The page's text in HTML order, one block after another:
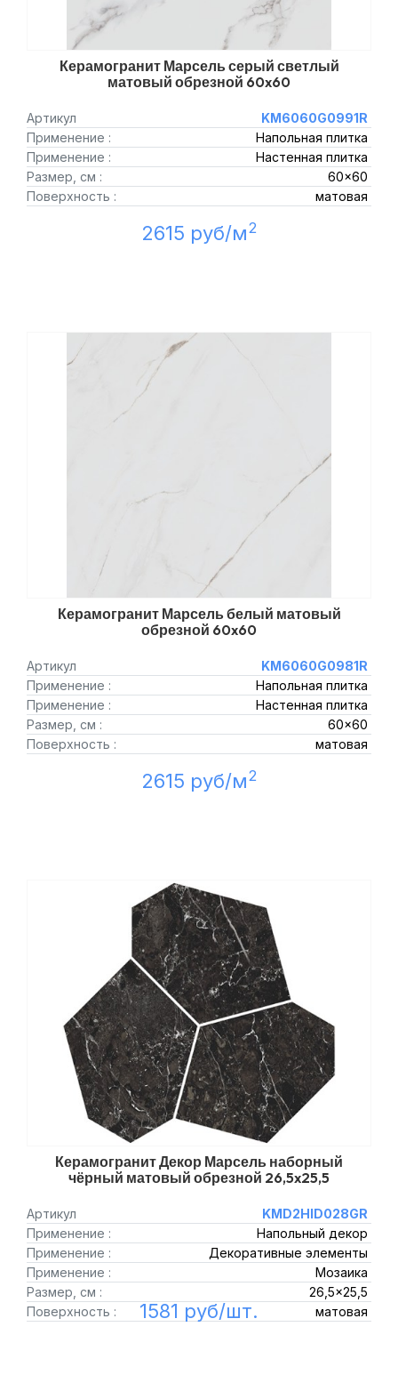
Керамогранит Марсель серый светлый
матовый обрезной 60x60
Артикул
KM6060G0991R
Применение :
Напольная плитка
Применение :
Настенная плитка
Размер, см :
60x60
Поверхность :
матовая
2615 руб/м2
Керамогранит Марсель белый матовый
обрезной 60x60
Артикул
KM6060G0981R
Применение :
Напольная плитка
Применение :
Настенная плитка
Размер, см :
60x60
Поверхность :
матовая
2615 руб/м2
Керамогранит Декор Марсель наборный
чёрный матовый обрезной 26,5x25,5
Артикул
KMD2HID028GR
Применение :
Напольный декор
Применение :
Декоративные элементы
Применение :
Мозаика
Размер, см :
26,5x25,5
Поверхность :
матовая
1581 руб/шт.